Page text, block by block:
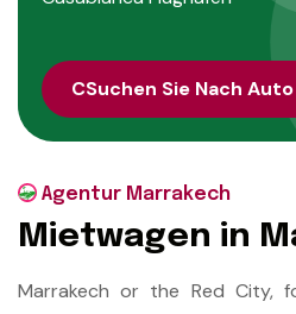
CSuchen Sie Nach Auto
Agentur Marrakech
Mietwagen in M
Marrakech or the Red City,